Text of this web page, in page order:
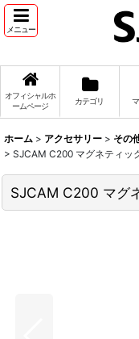
メニュー
オフィシャルホ
ームページ
カテゴリ
ホーム > アクセサリー > その
> SJCAM C200 マグネティッ
SJCAM C200 マグ